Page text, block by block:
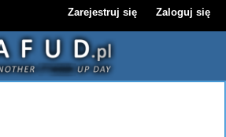
Zarejestruj się Zaloguj się